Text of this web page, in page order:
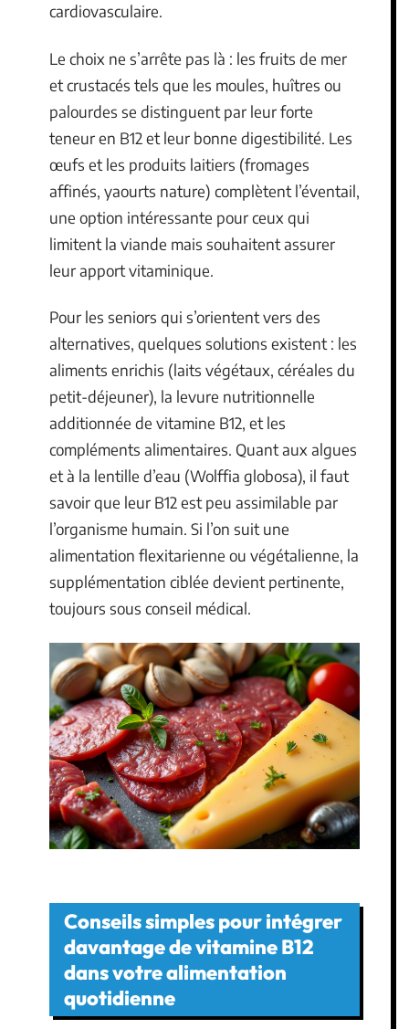
cardiovasculaire.
Le choix ne s’arrête pas là : les fruits de mer
et crustacés tels que les moules, huîtres ou
palourdes se distinguent par leur forte
teneur en B12 et leur bonne digestibilité. Les
œufs et les produits laitiers (fromages
affinés, yaourts nature) complètent l’éventail,
une option intéressante pour ceux qui
limitent la viande mais souhaitent assurer
leur apport vitaminique.
Pour les seniors qui s’orientent vers des
alternatives, quelques solutions existent : les
aliments enrichis (laits végétaux, céréales du
petit-déjeuner), la levure nutritionnelle
additionnée de vitamine B12, et les
compléments alimentaires. Quant aux algues
et à la lentille d’eau (Wolffia globosa), il faut
savoir que leur B12 est peu assimilable par
l’organisme humain. Si l’on suit une
alimentation flexitarienne ou végétalienne, la
supplémentation ciblée devient pertinente,
toujours sous conseil médical.
Conseils simples pour intégrer
davantage de vitamine B12
dans votre alimentation
quotidienne